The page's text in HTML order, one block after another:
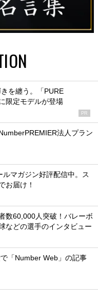
を纏う。「PURE
限定モデルが登場
PR
法人プラン
ルマガジン好評配信中。ス
お届け！
数60,000人突破！バレーボ
などの選手のインタビュー
「Number Web」の記事